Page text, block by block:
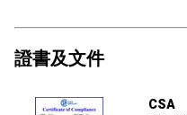
證書及文件
CSA